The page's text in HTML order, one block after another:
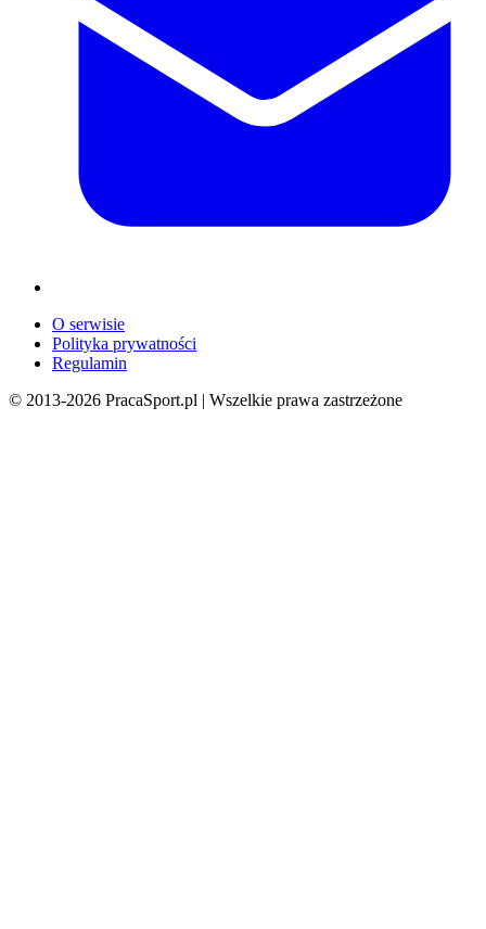
O serwisie
Polityka prywatności
Regulamin
© 2013-2026 PracaSport.pl | Wszelkie prawa zastrzeżone